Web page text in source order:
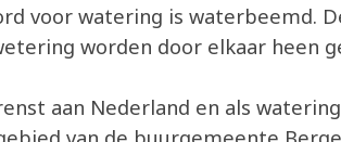
voor watering is waterbeemd.
worden door elkaar heen
aan Nederland en als